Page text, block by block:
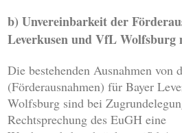
b) Unvereinbarkeit der
Leverkusen und VfL
Die bestehenden Ausnahmen von
(Förderausnahmen) für Bayer
Wolfsburg sind bei
Rechtsprechung des EuGH eine